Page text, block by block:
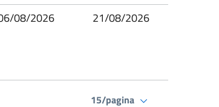
08/2026 21/08/2026
15/pagina